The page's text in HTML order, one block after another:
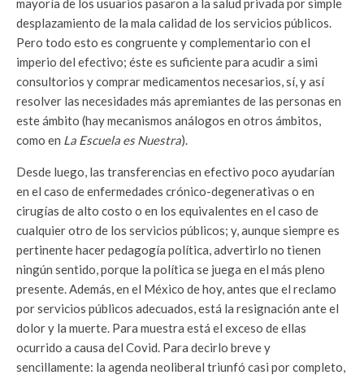
mayoría de los usuarios pasaron a la salud privada por simple
desplazamiento de la mala calidad de los servicios públicos.
Pero todo esto es congruente y complementario con el
imperio del efectivo; éste es suficiente para acudir a simi
consultorios y comprar medicamentos necesarios, sí, y así
resolver las necesidades más apremiantes de las personas en
este ámbito (hay mecanismos análogos en otros ámbitos,
como en La Escuela es Nuestra).
Desde luego, las transferencias en efectivo poco ayudarían
en el caso de enfermedades crónico-degenerativas o en
cirugías de alto costo o en los equivalentes en el caso de
cualquier otro de los servicios públicos; y, aunque siempre es
pertinente hacer pedagogía política, advertirlo no tienen
ningún sentido, porque la política se juega en el más pleno
presente. Además, en el México de hoy, antes que el reclamo
por servicios públicos adecuados, está la resignación ante el
dolor y la muerte. Para muestra está el exceso de ellas
ocurrido a causa del Covid. Para decirlo breve y
sencillamente: la agenda neoliberal triunfó casi por completo,